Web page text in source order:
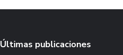
Últimas publicaciones